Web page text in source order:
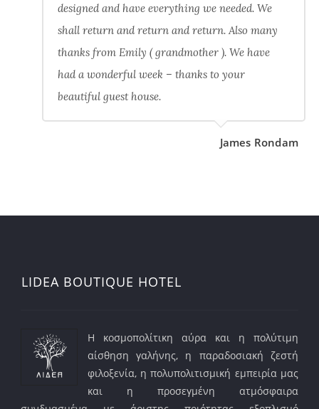
designed and have everything we needed. We
shall return and return and return. Also many
thanks from Emily ( grandmother ). We have
had a wonderful week – thanks to your
beautiful guest house.
James Rondam
LIDEA BOUTIQUE HOTEL
Η κοσμοπολίτικη αύρα και η πολύτιμη
αίσθηση γαλήνης, η παραδοσιακή ζεστή
φιλοξενία, η πολυπολιτισμική εμπειρία μας
και η προσεγμένη ατμόσφαιρα